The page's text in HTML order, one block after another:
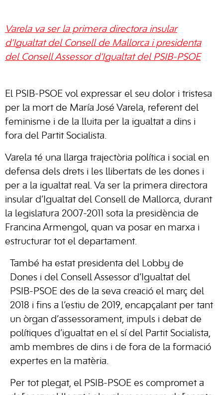
Varela va ser la primera directora insular
d’Igualtat del Consell de Mallorca i presidenta
del Consell Assessor d’Igualtat del PSIB-PSOE
El PSIB-PSOE vol expressar el seu dolor i tristesa
per la mort de María José Varela, referent del
feminisme i de la lluita per la igualtat a dins i
fora del Partit Socialista.
Varela té una llarga trajectòria política i social en
defensa dels drets i les llibertats de les dones i
per a la igualtat real. Va ser la primera directora
insular d’Igualtat del Consell de Mallorca, durant
la legislatura 2007-2011 sota la presidència de
Francina Armengol, quan va posar en marxa i
estructurar tot el departament.
També ha estat presidenta del Lobby de
Dones i del Consell Assessor d’Igualtat del
PSIB-PSOE des de la seva creació el març del
2018 i fins a l’estiu de 2019, encapçalant per tant
un òrgan d’assessorament, impuls i debat de
polítiques d’igualtat en el sí del Partit Socialista,
amb membres de dins i de fora de la formació
expertes en la matèria.
Per tot plegat, el PSIB-PSOE es compromet a